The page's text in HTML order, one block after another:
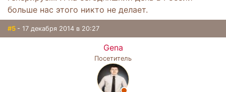
больше нас этого никто не делает.
#5 - 17 декабря 2014 в 20:27
Gena
Посетитель